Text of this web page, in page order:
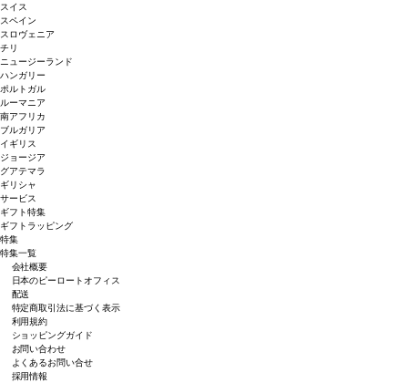
スイス
スペイン
スロヴェニア
チリ
ニュージーランド
ハンガリー
ポルトガル
ルーマニア
南アフリカ
ブルガリア
イギリス
ジョージア
グアテマラ
ギリシャ
サービス
ギフト特集
ギフトラッピング
特集
特集一覧
会社概要
日本のピーロートオフィス
配送
特定商取引法に基づく表示
利用規約
ショッピングガイド
お問い合わせ
よくあるお問い合せ
採用情報